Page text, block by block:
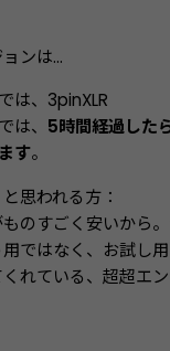
ンは...
は、3pinXLR
は、 5時間経過した
す。
思われる方：
のすごく安いから
ではなく、お試し
れている、超超エ